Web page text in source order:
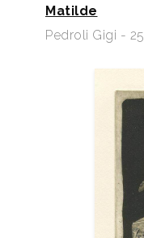
Matilde
Pedroli Gigi - 25